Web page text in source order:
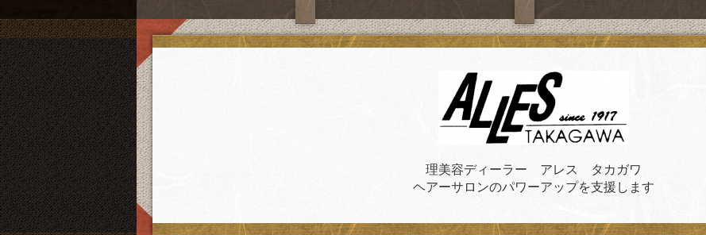
理美容ディーラー アレス タカガワ
ヘアーサロンのパワーアップを支援します